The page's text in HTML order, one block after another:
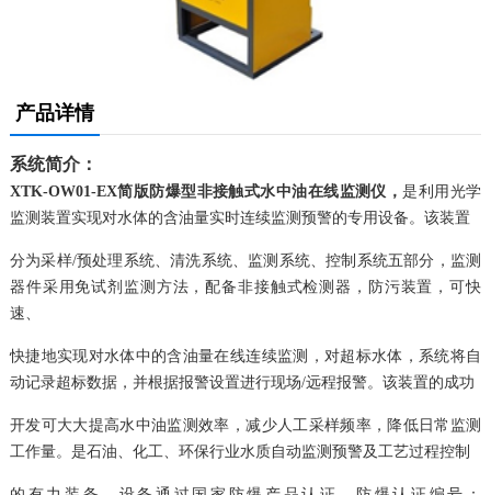
产品详情
系统简介：
XTK-OW01-EX简版防爆型非接触式水中油在线监测仪 ，是利用光学
监测装置实现对水体的含油量实时连续监测预警的专用设备。该装置
分为采样/预处理系统、清洗系统、监测系统、控制系统五部分，监测
器件采用免试剂监测方法，配备非接触式检测器，防污装置，可快
速、
快捷地实现对水体中的含油量在线连续监测，对超标水体，系统将自
动记录超标数据，并根据报警设置进行现场/远程报警。该装置的成功
开发可大大提高水中油监测效率，减少人工采样频率，降低日常监测
工作量。是石油、化工、环保行业水质自动监测预警及工艺过程控制